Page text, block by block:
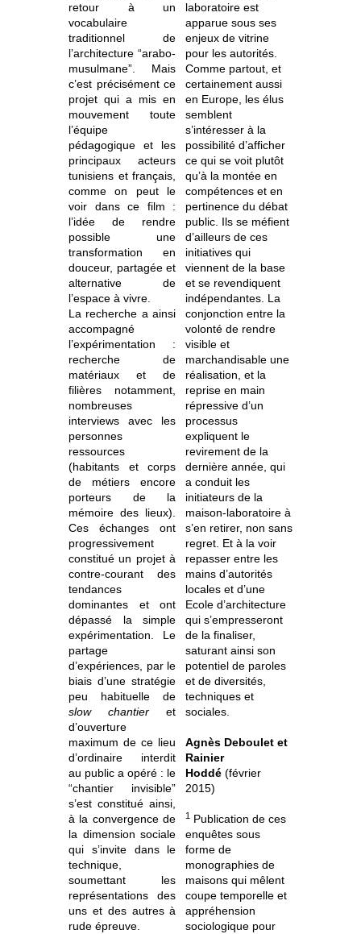
retour à un
vocabulaire
traditionnel de
l’architecture “arabo-
musulmane”. Mais
c’est précisément ce
projet qui a mis en
mouvement toute
l’équipe
pédagogique et les
principaux acteurs
tunisiens et français,
comme on peut le
voir dans ce film :
l’idée de rendre
possible une
transformation en
douceur, partagée et
alternative de
l’espace à vivre.
La recherche a ainsi
accompagné
l’expérimentation :
recherche de
matériaux et de
filières notamment,
nombreuses
interviews avec les
personnes
ressources
(habitants et corps
de métiers encore
porteurs de la
mémoire des lieux).
Ces échanges ont
progressivement
constitué un projet à
contre-courant des
tendances
dominantes et ont
dépassé la simple
expérimentation. Le
partage
d’expériences, par le
biais d’une stratégie
peu habituelle de
slow chantier et
d’ouverture
maximum de ce lieu
d’ordinaire interdit
au public a opéré : le
“chantier invisible”
s’est constitué ainsi,
à la convergence de
la dimension sociale
qui s’invite dans le
technique,
soumettant les
représentations des
uns et des autres à
rude épreuve.
laboratoire est
apparue sous ses
enjeux de vitrine
pour les autorités.
Comme partout, et
certainement aussi
en Europe, les élus
semblent
s’intéresser à la
possibilité d’afficher
ce qui se voit plutôt
qu’à la montée en
compétences et en
pertinence du débat
public. Ils se méfient
d’ailleurs de ces
initiatives qui
viennent de la base
et se revendiquent
indépendantes. La
conjonction entre la
volonté de rendre
visible et
marchandisable une
réalisation, et la
reprise en main
répressive d’un
processus
expliquent le
revirement de la
dernière année, qui
a conduit les
initiateurs de la
maison-laboratoire à
s’en retirer, non sans
regret. Et à la voir
repasser entre les
mains d’autorités
locales et d’une
Ecole d’architecture
qui s’empresseront
de la finaliser,
saturant ainsi son
potentiel de paroles
et de diversités,
techniques et
sociales.
Agnès Deboulet et
Rainier
Hoddé (février
2015)
1Publication de ces
enquêtes sous
forme de
monographies de
maisons qui mêlent
coupe temporelle et
appréhension
sociologique pour